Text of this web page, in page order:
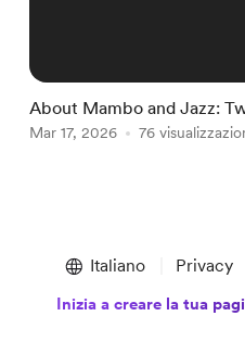
About Mambo and Jazz:
Mar 17, 2026 76
Italiano Privacy
Inizia a creare la tua